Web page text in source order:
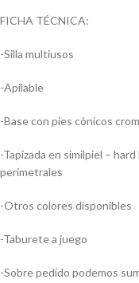
FICHA TÉCNICA:
-Silla multiusos
-Apilable
-Base con pies cónicos
-Tapizada en similpiel –
perimetrales
-Otros colores disponibles
-Taburete a juego
-Sobre pedido podemos